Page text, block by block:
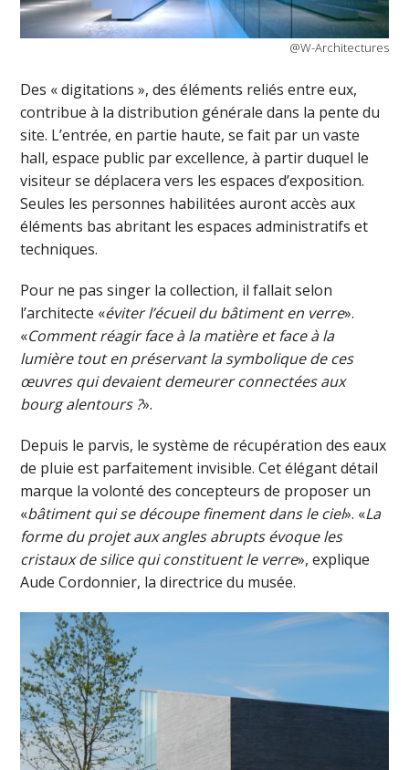
@W-Architectures
Des « digitations », des éléments reliés entre eux,
contribue à la distribution générale dans la pente du
site. L’entrée, en partie haute, se fait par un vaste
hall, espace public par excellence, à partir duquel le
visiteur se déplacera vers les espaces d’exposition.
Seules les personnes habilitées auront accès aux
éléments bas abritant les espaces administratifs et
techniques.
Pour ne pas singer la collection, il fallait selon
l’architecte «éviter l’écueil du bâtiment en verre».
«Comment réagir face à la matière et face à la
lumière tout en préservant la symbolique de ces
œuvres qui devaient demeurer connectées aux
bourg alentours ?».
Depuis le parvis, le système de récupération des eaux
de pluie est parfaitement invisible. Cet élégant détail
marque la volonté des concepteurs de proposer un
«bâtiment qui se découpe finement dans le ciel». «La
forme du projet aux angles abrupts évoque les
cristaux de silice qui constituent le verre», explique
Aude Cordonnier, la directrice du musée.